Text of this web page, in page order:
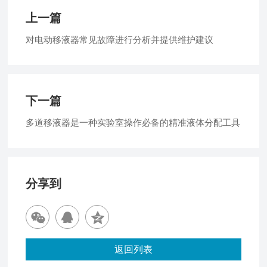
上一篇
对电动移液器常见故障进行分析并提供维护建议
下一篇
多道移液器是一种实验室操作必备的精准液体分配工具
分享到
返回列表